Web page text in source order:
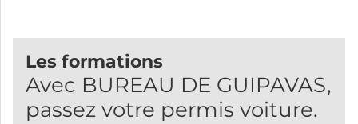
Les formations
Avec BUREAU DE GUIPAVAS,
passez votre permis voiture.